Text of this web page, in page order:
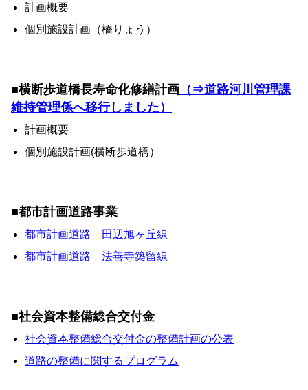
計画概要
個別施設計画（橋りょう）
■横断歩道橋長寿命化修繕計画 （⇒道路河川管理課
維持管理係へ移行しました）
計画概要
個別施設計画(横断歩道橋）
■都市計画道路事業
都市計画道路 田辺旭ヶ丘線
都市計画道路 法善寺築留線
■社会資本整備総合交付金
社会資本整備総合交付金の整備計画の公表
道路の整備に関するプログラム